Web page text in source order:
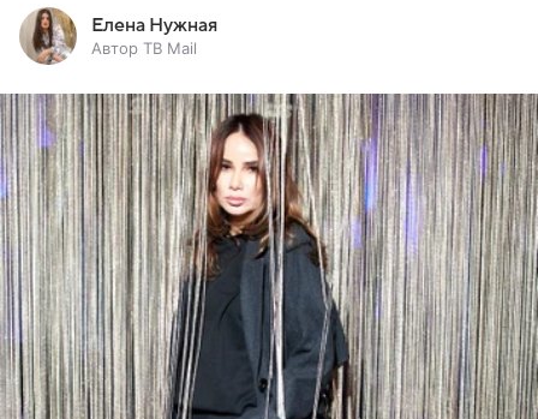
Елена Нужная
Автор ТВ Mail